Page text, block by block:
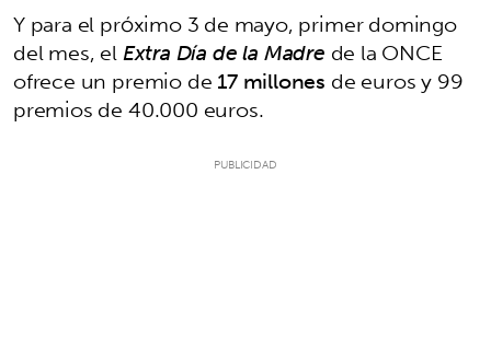
Y para el próximo 3 de mayo, primer domingo
del mes, elExtra Día de la Madre de la ONCE
ofrece un premio de17 millones de euros y 99
premios de 40.000 euros.